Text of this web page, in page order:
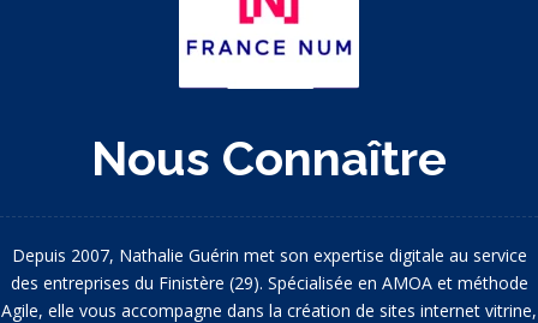
Nous Connaître
Depuis 2007, Nathalie Guérin met son expertise digitale au service
des entreprises du Finistère (29). Spécialisée en AMOA et méthode
Agile, elle vous accompagne dans la création de sites internet vitrine,